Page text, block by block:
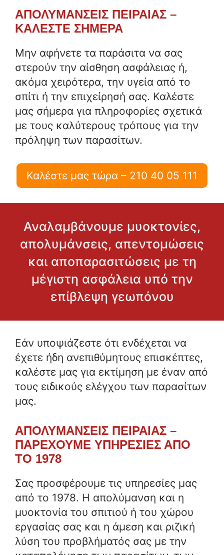
ΑΠΟΛΥΜΑΝΣΕΙΣ ΠΕΙΡΑΙΑΣ –
ΚΑΛΕΣΤΕ ΣΗΜΕΡΑ
Μην αφήνετε τα παράσιτα να σας
στερούν την αίσθηση ασφάλειας ή,
ακόμα χειρότερα, την υγεία από το
σπίτι ή την επιχείρησή σας. Καλέστε
μας σήμερα για πληροφορίες σχετικά
με τους καλύτερους τρόπους για την
πρόληψη των παρασίτων.
Καλέστε μας τώρα – 210 40 05 111
Αναλαμβάνουμε μυοκτονίες,
απολυμάνσεις, απεντομώσεις
και αποπαρασιτώσεις με τη
μέγιστη ασφάλεια υπό την
επίβλεψη γεωπόνου
Εάν υποψιάζεστε ότι ενδέχεται να
έχετε ήδη ανεπιθύμητους επισκέπτες,
καλέστε μας για εκτίμηση με έναν από
τους ειδικούς ελέγχου των παρασίτων
μας.
ΑΠΟΛΥΜΑΝΣΕΙΣ ΠΕΙΡΑΙΑΣ –
ΠΑΡΕΧΟΥΜΕ ΥΠΗΡΕΣΙΕΣ ΑΠΟ
ΤΟ 1978
Σας προσφέρουμε τις υπηρεσίες μας
από το 1978. Η απολύμανση και η
μυοκτονία του σπιτιού ή του χώρου
εργασίας σας και η άμεση και ριζική
λύση του προβλήματός σας με την